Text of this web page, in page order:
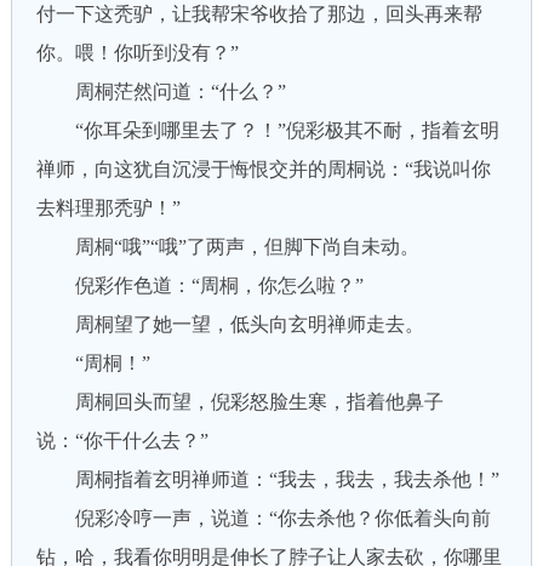
付一下这秃驴，让我帮宋爷收拾了那边，回头再来帮
你。喂！你听到没有？”
周桐茫然问道：“什么？”
“你耳朵到哪里去了？！”倪彩极其不耐，指着玄明
禅师，向这犹自沉浸于悔恨交并的周桐说：“我说叫你
去料理那秃驴！”
周桐“哦”“哦”了两声，但脚下尚自未动。
倪彩作色道：“周桐，你怎么啦？”
周桐望了她一望，低头向玄明禅师走去。
“周桐！”
周桐回头而望，倪彩怒脸生寒，指着他鼻子
说：“你干什么去？”
周桐指着玄明禅师道：“我去，我去，我去杀他！”
倪彩冷哼一声，说道：“你去杀他？你低着头向前
钻，哈，我看你明明是伸长了脖子让人家去砍，你哪里